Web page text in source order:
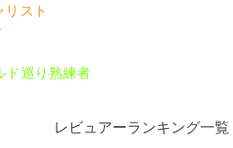
リスト
ド巡り熟練者
レビュアーランキング一覧